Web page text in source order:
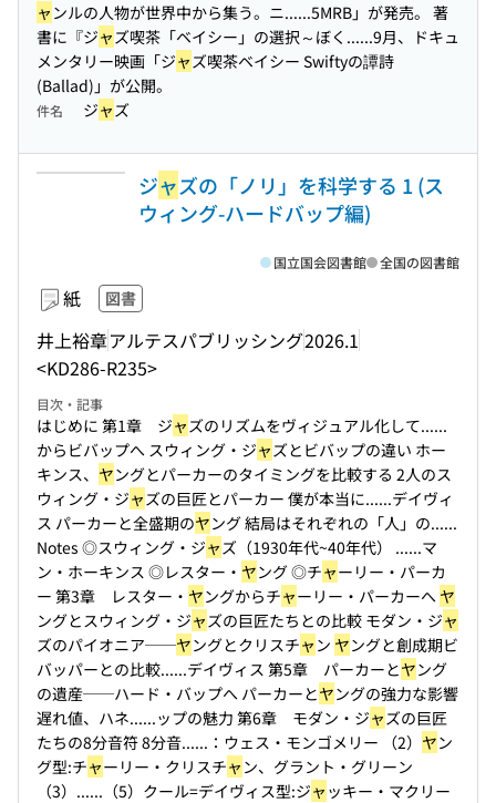
ャ ンルの人物が世界中から集う。ニ......5MRB」が発売。 著
書に『ジャズ喫茶「ベイシー」の選択～ぼく......9月、ドキュ
メンタリー映画「ジャズ喫茶ベイシー Swiftyの譚詩
(Ballad)」が公開。
件名 ジャズ
ジャズの「ノリ」を科学する 1 (ス
ウィング-ハードバップ編)
紙 図書
井上裕章アルテスパブリッシング2026.1
<KD286-R235>
国立国会図書館 全国の図書館
目次・記事
はじめに 第1章 ジャズのリズムをヴィジュアル化して......
からビバップへ スウィング・ジャズとビバップの違い ホー
キンス、 ヤングとパーカーのタイミングを比較する 2人のス
ウィング・ジャズの巨匠とパーカー 僕が本当に......デイヴィ
ス パーカーと全盛期のヤング 結局はそれぞれの「人」の......
Notes ◎スウィング・ジャズ（1930年代~40年代） ......マ
ン・ホーキンス ◎レスター・ ヤング ◎チャーリー・パーカ
ー 第3章 レスター・ ヤングからチャーリー・パーカーへ ヤ
ングとスウィング・ジャズの巨匠たちとの比較 モダン・ジャ
ズのパイオニア──ヤングとクリスチャ ン ヤングと創成期ビ
バッパーとの比較......デイヴィス 第5章 パーカーとヤング
の遺産──ハード・バップへ パーカーとヤングの強力な影響
遅れ値、ハネ......ップの魅力 第6章 モダン・ジャズの巨匠
たちの8分音符 8分音......：ウェス・モンゴメリー （2） ヤン
グ型:チャーリー・クリスチャ ン、グラント・グリーン
（3）......（5）クール=デイヴィス型:ジャ ッキー・マクリー